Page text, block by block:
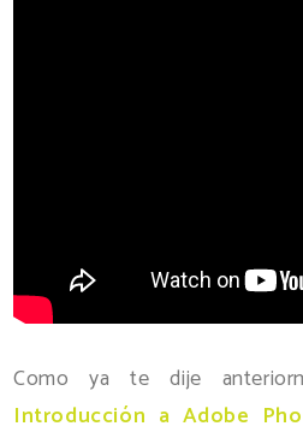
Como ya te dije
Introducción a Adobe